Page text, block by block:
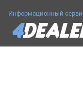
Информационный